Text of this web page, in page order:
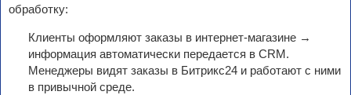
обработку:
Клиенты оформляют заказы в интернет-магазине →
информация автоматически передается в CRM.
Менеджеры видят заказы в Битрикс24 и работают с ними
в привычной среде.